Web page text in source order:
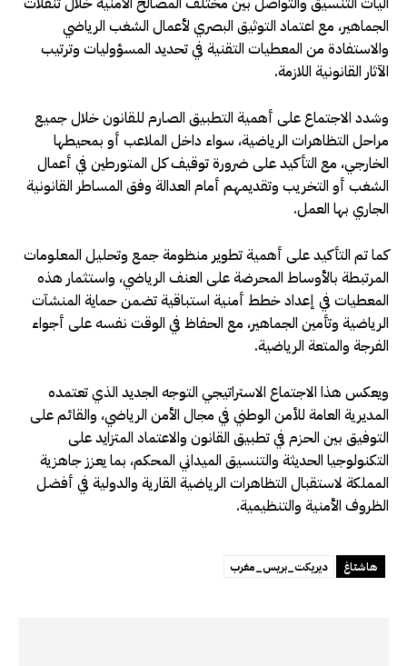
الجماهير، مع اعتماد التوثيق البصري لأعمال الشغب الرياضي
والاستفادة من المعطيات التقنية في تحديد المسؤوليات وترتيب
الآثار القانونية اللازمة.
وشدد الاجتماع على أهمية التطبيق الصارم للقانون خلال جميع
مراحل التظاهرات الرياضية، سواء داخل الملاعب أو بمحيطها
الخارجي، مع التأكيد على ضرورة توقيف كل المتورطين في أعمال
الشغب أو التخريب وتقديمهم أمام العدالة وفق المساطر القانونية
الجاري بها العمل.
كما تم التأكيد على أهمية تطوير منظومة جمع وتحليل المعلومات
المرتبطة بالأوساط المحرضة على العنف الرياضي، واستثمار هذه
المعطيات في إعداد خطط أمنية استباقية تضمن حماية المنشآت
الرياضية وتأمين الجماهير، مع الحفاظ في الوقت نفسه على أجواء
الفرجة والمتعة الرياضية.
ويعكس هذا الاجتماع الاستراتيجي التوجه الجديد الذي تعتمده
المديرية العامة للأمن الوطني في مجال الأمن الرياضي، والقائم على
التوفيق بين الحزم في تطبيق القانون والاعتماد المتزايد على
التكنولوجيا الحديثة والتنسيق الميداني المحكم، بما يعزز جاهزية
المملكة لاستقبال التظاهرات الرياضية القارية والدولية في أفضل
الظروف الأمنية والتنظيمية.
هاشتاغ ديريكت_بريس_مغرب